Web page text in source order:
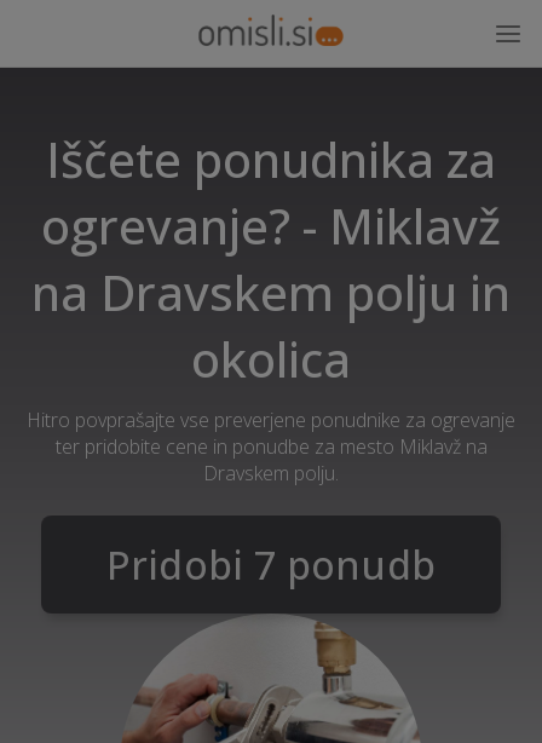
Iščete ponudnika za
ogrevanje? - Miklavž
na Dravskem polju in
okolica
Hitro povprašajte vse preverjene ponudnike za ogrevanje
ter pridobite cene in ponudbe za mesto Miklavž na
Dravskem polju.
Pridobi 7 ponudb